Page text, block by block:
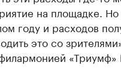
на площадке.
году и расходов
это со
«Триумф»